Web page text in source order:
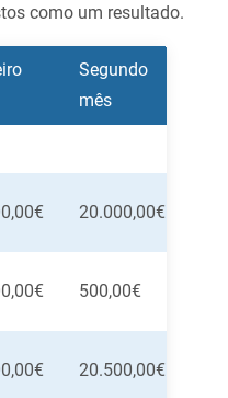
como um resultado.
Segundo
mês
20.000,00€
500,00€
20.500,00€